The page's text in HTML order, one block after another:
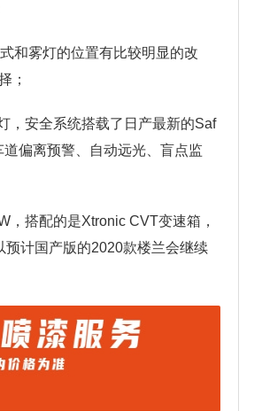
和雾灯的位置有比较明显的改
；
，安全系统搭载了日产最新的Saf
偏离预警、自动远光、盲点监
搭配的是Xtronic CVT变速箱，
计国产版的2020款楼兰会继续